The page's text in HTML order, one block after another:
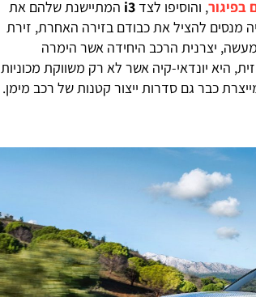
, והוסיפו לצד i3 המתיישנת שלהם את
מנסים להציל את כבודם בזירה האחרת, זירת
יצרנית הרכב היחידה אשר הימרה
היא יונדאי-קיה אשר לא רק משווקת מכוניות